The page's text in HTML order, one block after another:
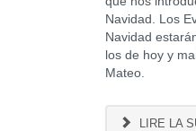
Navidad. Los
Navidad
los de hoy y
Mateo.
LIRE LA